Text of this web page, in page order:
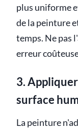
plus uniforme
de la peinture
temps. Ne pas
erreur
3.
surface
La peinture